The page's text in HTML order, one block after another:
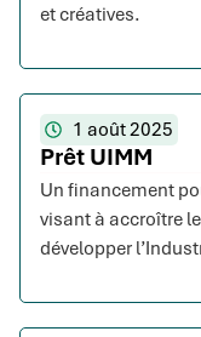
et créatives.
1 août 2025
Prêt UIMM
Un financement
visant à accroître
développer